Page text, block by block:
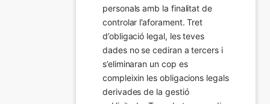
personals amb la finalitat de
controlar l’aforament. Tret
d’obligació legal, les teves
dades no se cediran a tercers i
s’eliminaran un cop es
compleixin les obligacions legals
derivades de la gestió